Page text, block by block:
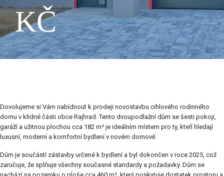
K​Č​
Dovolujeme si Vám nabídnout k prodeji novostavbu cihlového rodinného
domu v klidné části obce Rajhrad. Tento dvoupodlažní dům se šesti pokoji,
garáží a užitnou plochou cca 182 m² je ideálním místem pro ty, kteří hledají
luxusní, moderní a komfortní bydlení v novém domově.
Dům je součástí zástavby určené k bydlení a byl dokončen v roce 2025, což
zaručuje, že splňuje všechny současné standardy a požadavky. Dům se